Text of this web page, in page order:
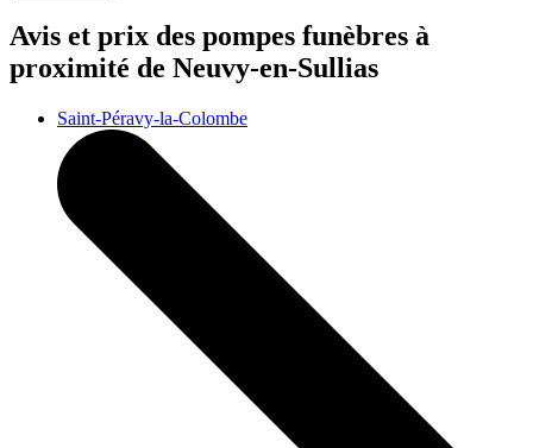
Avis et prix des pompes funèbres à
proximité de Neuvy-en-Sullias
Saint-Péravy-la-Colombe